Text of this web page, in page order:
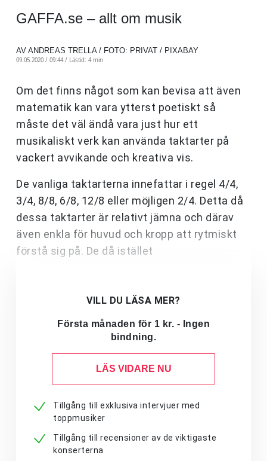
GAFFA.se – allt om musik
AV ANDREAS TRELLA / FOTO: PRIVAT / PIXABAY
09.05.2020 / 09:44 / Lästid: 4 min
Om det finns något som kan bevisa att även
matematik kan vara ytterst poetiskt så
måste det väl ändå vara just hur ett
musikaliskt verk kan använda taktarter på
vackert avvikande och kreativa vis.
De vanliga taktarterna innefattar i regel 4/4,
3/4, 8/8, 6/8, 12/8 eller möjligen 2/4. Detta då
dessa taktarter är relativt jämna och därav
även enkla för huvud och kropp att rytmiskt
förstå sig på. De då istället
VILL DU LÄSA MER?
Första månaden för 1 kr. - Ingen
bindning.
LÄS VIDARE NU
Tillgång till exklusiva intervjuer med
toppmusiker
Tillgång till recensioner av de viktigaste
konserterna